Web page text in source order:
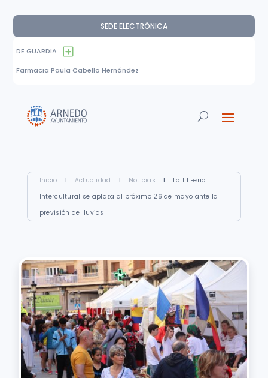
SEDE ELECTRÓNICA
DE GUARDIA
Farmacia Paula Cabello Hernández
Inicio I Actualidad I Noticias I
La III Feria
Intercultural se aplaza al próximo 26 de mayo ante la
previsión de lluvias